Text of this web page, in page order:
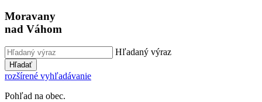
Moravany
nad Váhom
Hľadaný výraz
Hľadať
rozšírené vyhľadávanie
Pohľad na obec.